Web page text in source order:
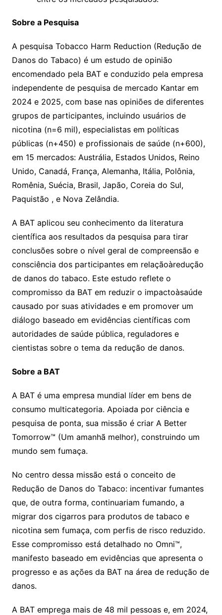
Sobre a Pesquisa
A pesquisa Tobacco Harm Reduction (Redução de
Danos do Tabaco) é um estudo de opinião
encomendado pela BAT e conduzido pela empresa
independente de pesquisa de mercado Kantar em
2024 e 2025, com base nas opiniões de diferentes
grupos de participantes, incluindo usuários de
nicotina (n=6 mil), especialistas em políticas
públicas (n+450) e profissionais de saúde (n+600),
em 15 mercados: Austrália, Estados Unidos, Reino
Unido, Canadá, França, Alemanha, Itália, Polônia,
Romênia, Suécia, Brasil, Japão, Coreia do Sul,
Paquistão , e Nova Zelândia.
A BAT aplicou seu conhecimento da literatura
científica aos resultados da pesquisa para tirar
conclusões sobre o nível geral de compreensão e
consciência dos participantes em relaçãoàredução
de danos do tabaco. Este estudo reflete o
compromisso da BAT em reduzir o impactoàsaúde
causado por suas atividades e em promover um
diálogo baseado em evidências científicas com
autoridades de saúde pública, reguladores e
cientistas sobre o tema da redução de danos.
Sobre a BAT
A BAT é uma empresa mundial líder em bens de
consumo multicategoria. Apoiada por ciência e
pesquisa de ponta, sua missão é criar A Better
Tomorrow™ (Um amanhã melhor), construindo um
mundo sem fumaça.
No centro dessa missão está o conceito de
Redução de Danos do Tabaco: incentivar fumantes
que, de outra forma, continuariam fumando, a
migrar dos cigarros para produtos de tabaco e
nicotina sem fumaça, com perfis de risco reduzido.
Esse compromisso está detalhado no Omni™,
manifesto baseado em evidências que apresenta o
progresso e as ações da BAT na área de redução de
danos.
A BAT emprega mais de 48 mil pessoas e, em 2024,